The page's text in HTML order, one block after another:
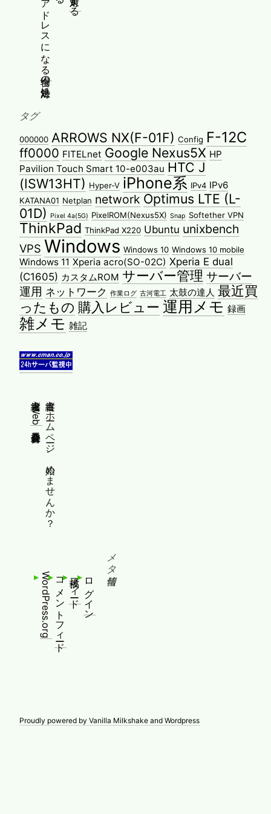
タグ
000000 ARROWS NX(F-01F) Config F-12C
ff0000 FITELnet Google Nexus5X HP
Pavilion Touch Smart 10-e003au HTC J
(ISW13HT) Hyper-V iPhone系 IPv4 IPv6
KATANA01 Netplan network Optimus LTE (L-
01D)
Pixel 4a(5G) PixelROM(Nexus5X) Snap Softether VPN
ThinkPad ThinkPad X220 Ubuntu unixbench
VPS Windows Windows 10 Windows 10 mobile
Windows 11 Xperia acro(SO-02C) Xperia E dual
(C1605) カスタムROM サーバー管理 サーバー
運用 ネットワーク 作業ログ 古河電工 太鼓の達人 最近買
ったもの 購入レビュー 運用メモ 録画
雑メモ 雑記
縦書きホームページ、始めませんか？
縦書きWeb普及委員会
メタ情報
ログイン
投稿フィード
コメントフィード
WordPress.org
Proudly powered by Vanilla Milkshake and Wordpress